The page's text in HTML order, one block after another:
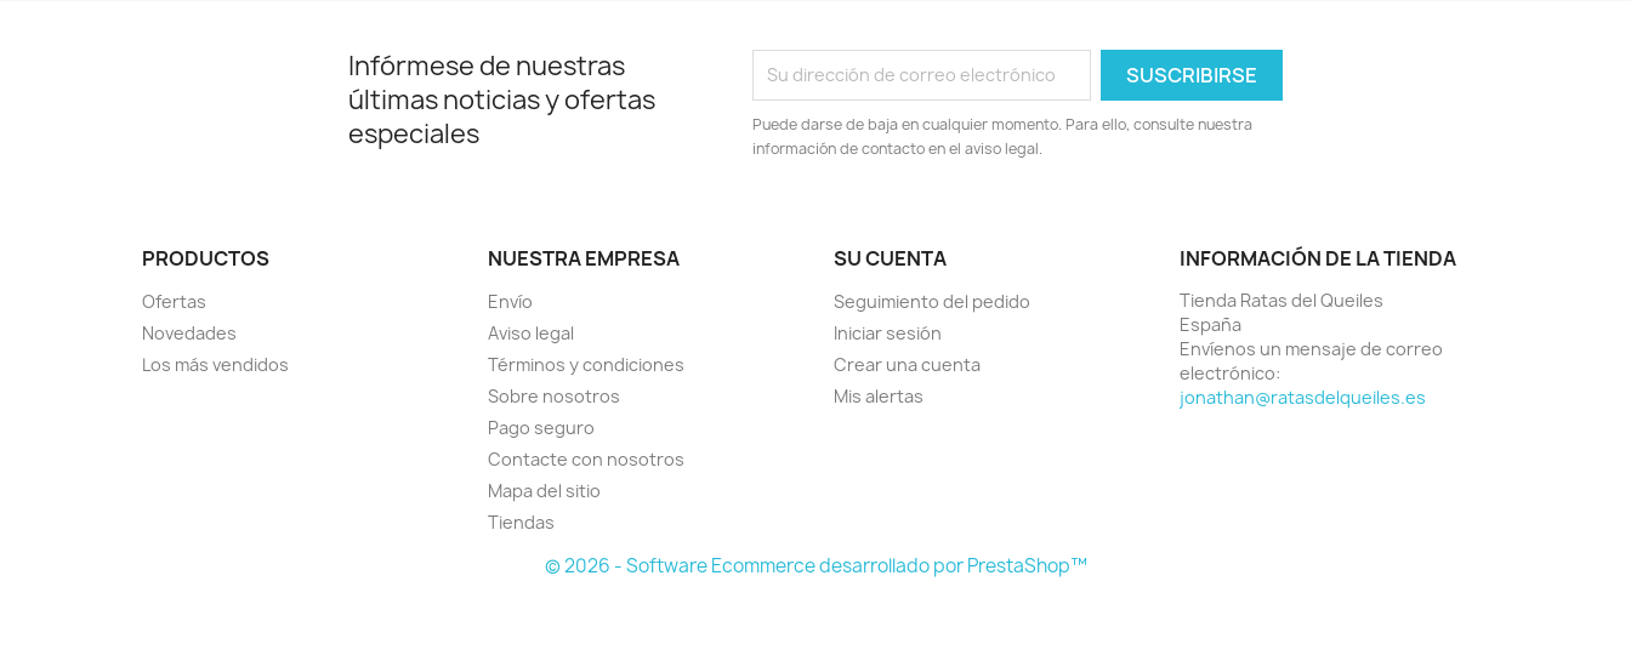
Infórmese de nuestras
últimas noticias y ofertas
especiales
Puede darse de baja en cualquier momento. Para ello, consulte nuestra
información de contacto en el aviso legal.
PRODUCTOS
Ofertas
Novedades
Los más vendidos
NUESTRA EMPRESA
Envío
Aviso legal
Términos y condiciones
Sobre nosotros
Pago seguro
Contacte con nosotros
Mapa del sitio
Tiendas
SU CUENTA
Seguimiento del pedido
Iniciar sesión
Crear una cuenta
Mis alertas
INFORMACIÓN DE LA TIENDA
Tienda Ratas del Queiles
España
Envíenos un mensaje de correo
electrónico:
jonathan@ratasdelqueiles.es
© 2026 - Software Ecommerce desarrollado por PrestaShop™